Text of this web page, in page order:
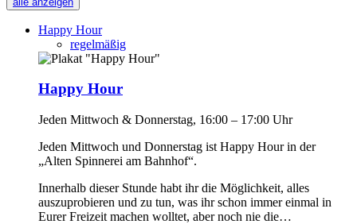
Happy Hour
regelmäßig
Happy Hour
Jeden Mittwoch & Donnerstag, 16:00 – 17:00 Uhr
Jeden Mittwoch und Donnerstag ist Happy Hour in der
„Alten Spinnerei am Bahnhof“.
Innerhalb dieser Stunde habt ihr die Möglichkeit, alles
auszuprobieren und zu tun, was ihr schon immer einmal in
Eurer Freizeit machen wolltet, aber noch nie die…